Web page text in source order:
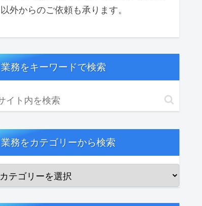
以外からのご依頼も承ります。
業務をキーワードで検索
業務をカテゴリーから検索